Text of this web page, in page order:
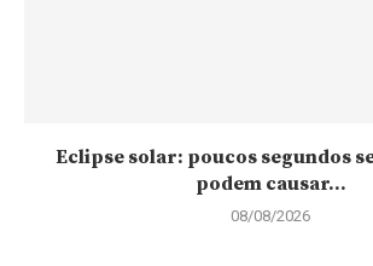
Eclipse solar: poucos segundos
podem causar...
08/08/2026